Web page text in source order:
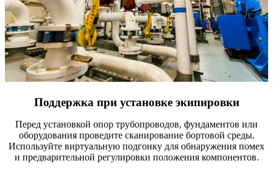
Поддержка при установке экипировки
Перед установкой опор трубопроводов, фундаментов или
оборудования проведите сканирование бортовой среды.
Используйте виртуальную подгонку для обнаружения помех
и предварительной регулировки положения компонентов.